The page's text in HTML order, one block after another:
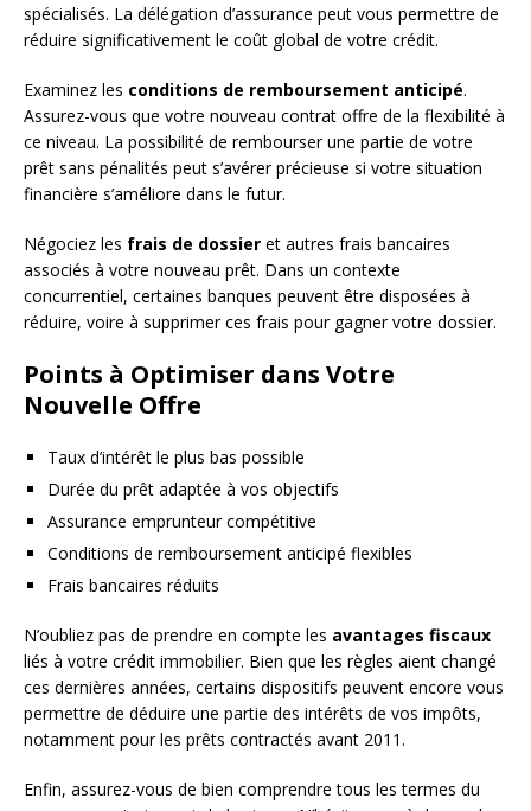
spécialisés. La délégation d’assurance peut vous permettre de
réduire significativement le coût global de votre crédit.
Examinez les conditions de remboursement anticipé.
Assurez-vous que votre nouveau contrat offre de la flexibilité à
ce niveau. La possibilité de rembourser une partie de votre
prêt sans pénalités peut s’avérer précieuse si votre situation
financière s’améliore dans le futur.
Négociez les frais de dossier et autres frais bancaires
associés à votre nouveau prêt. Dans un contexte
concurrentiel, certaines banques peuvent être disposées à
réduire, voire à supprimer ces frais pour gagner votre dossier.
Points à Optimiser dans Votre
Nouvelle Offre
Taux d’intérêt le plus bas possible
Durée du prêt adaptée à vos objectifs
Assurance emprunteur compétitive
Conditions de remboursement anticipé flexibles
Frais bancaires réduits
N’oubliez pas de prendre en compte les avantages fiscaux
liés à votre crédit immobilier. Bien que les règles aient changé
ces dernières années, certains dispositifs peuvent encore vous
permettre de déduire une partie des intérêts de vos impôts,
notamment pour les prêts contractés avant 2011.
Enfin, assurez-vous de bien comprendre tous les termes du